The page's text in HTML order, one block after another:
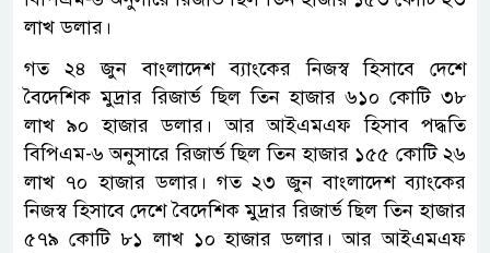
লাখ ডলার।
গত ২৪ জুন বাংলাদেশ ব্যাংকের নিজস্ব হিসাবে দেশে
বৈদেশিক মুদ্রার রিজার্ভ ছিল তিন হাজার ৬১০ কোটি ৩৮
লাখ ৯০ হাজার ডলার। আর আইএমএফ হিসাব পদ্ধতি
বিপিএম-৬ অনুসারে রিজার্ভ ছিল তিন হাজার ১৫৫ কোটি ২৬
লাখ ৭০ হাজার ডলার। গত ২৩ জুন বাংলাদেশ ব্যাংকের
নিজস্ব হিসাবে দেশে বৈদেশিক মুদ্রার রিজার্ভ ছিল তিন হাজার
৫৭৯ কোটি ৮১ লাখ ১০ হাজার ডলার। আর আইএমএফ